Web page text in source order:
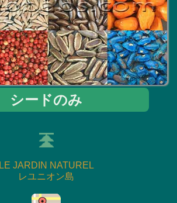
シードのみ
LE JARDIN NATUREL
レユニオン島